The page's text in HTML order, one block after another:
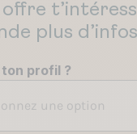
plus
profil ?
une option